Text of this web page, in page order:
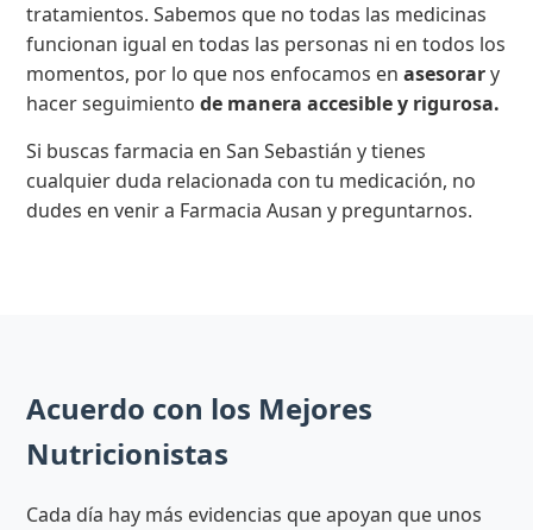
tratamientos. Sabemos que no todas las medicinas
funcionan igual en todas las personas ni en todos los
momentos, por lo que nos enfocamos enasesorary
hacer seguimientode manera accesible y rigurosa.
Si buscas farmacia en San Sebastián y tienes
cualquier duda relacionada con tu medicación, no
dudes en venir a Farmacia Ausan y preguntarnos.
Acuerdo con los Mejores
Nutricionistas
Cada día hay más evidencias que apoyan que unos